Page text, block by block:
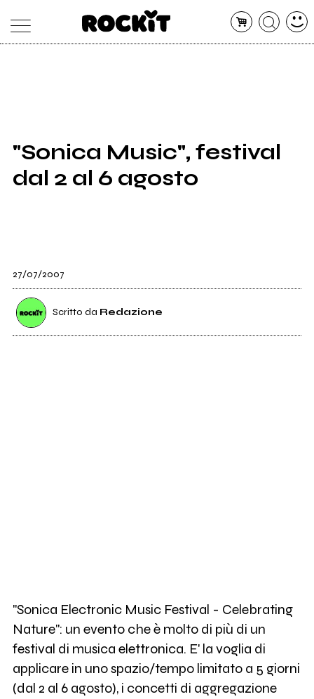
SHOP
RADIO
"Sonica Music", festival
dal 2 al 6 agosto
27/07/2007
Scritto da Redazione
"Sonica Electronic Music Festival - Celebrating
Nature": un evento che è molto di più di un
festival di musica elettronica. E' la voglia di
applicare in uno spazio/tempo limitato a 5 giorni
(dal 2 al 6 agosto), i concetti di aggregazione